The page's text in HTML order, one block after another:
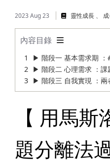
2023 Aug 23 靈性成長
內容目錄
▶ 階段一 基本需求期 ：
▶ 階段二 心理需求 ：課
▶ 階段三 自我實現 ：兩
【 用馬
題分離法